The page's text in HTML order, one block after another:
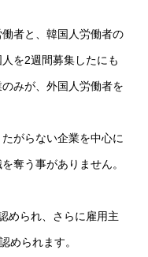
者と、韓国人労働者の
を2週間募集したにも
みが、外国人労働者を
がらない企業を中心に
奪う事がありません。
められ、さらに雇用主
められます。